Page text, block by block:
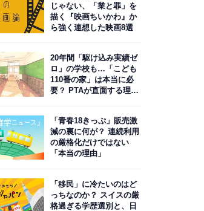
じゃない、「業と罪」を
描く『映画ちいかわ』か
ら強く連想した映画8選
20年間「駆け込み実績ゼ
ロ」の学校も…「こども
110番の家」は本当に必
要？ PTAが直面する理想
「青春18きっぷ」販売激
減の裏に何が？ 連続利用
の厳格化だけではない
「本当の理由」
「移民」に冷たいのはど
っちなのか？ スイスの厳
格過ぎる学歴選別と、日